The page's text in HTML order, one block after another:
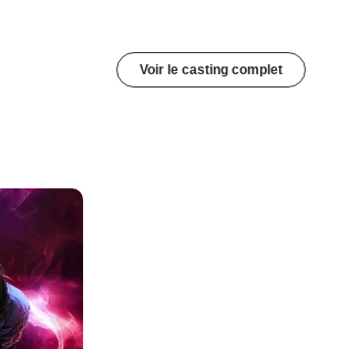
Voir le casting complet